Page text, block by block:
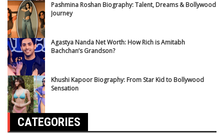
Pashmina Roshan Biography: Talent, Dreams & Bollywood
Journey
Agastya Nanda Net Worth: How Rich is Amitabh
Bachchan’s Grandson?
Khushi Kapoor Biography: From Star Kid to Bollywood
Sensation
CATEGORIES